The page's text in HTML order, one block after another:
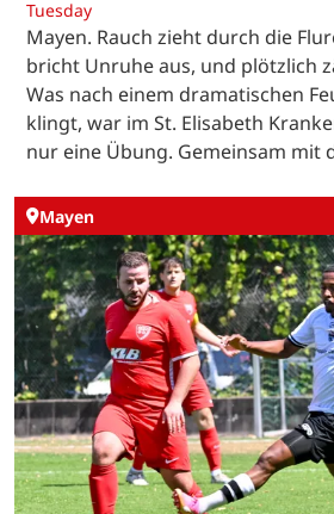
Tuesday
Mayen. Rauch zieht durch die
bricht Unruhe aus, und plötzlich
Was nach einem dramatischen
klingt, war im St. Elisabeth
nur eine Übung. Gemeinsam mit
Mayen